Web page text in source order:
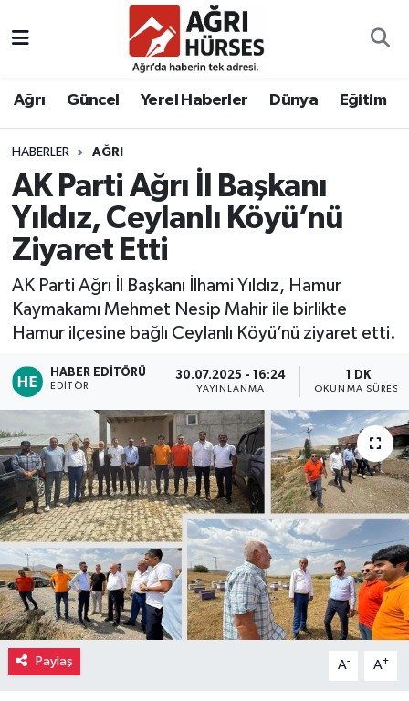
Ağrı Güncel Yerel Haberler Dünya Eğitim
HABERLER AĞRI
AK Parti Ağrı İl Başkanı
Yıldız, Ceylanlı Köyü’nü
Ziyaret Etti
AK Parti Ağrı İl Başkanı İlhami Yıldız, Hamur
Kaymakamı Mehmet Nesip Mahir ile birlikte
Hamur ilçesine bağlı Ceylanlı Köyü’nü ziyaret etti.
HABER EDITÖRÜ
EDITÖR
30.07.2025 - 16:24
YAYINLANMA
1 DK
OKUNMA SÜRESI
Paylaş A- A+
Hava Durumu
Tüm Manşetler
Son Dakika Haberleri
Haber Arşivi